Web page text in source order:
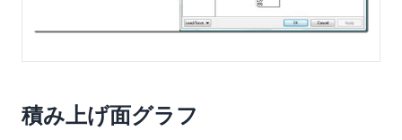
積み上げ面グラフ